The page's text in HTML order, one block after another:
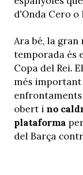
d'Onda Cero o
Ara bé, la
temporada és
Copa del Rei.
més
enfrontaments
obert ino
plataforma
del Barça